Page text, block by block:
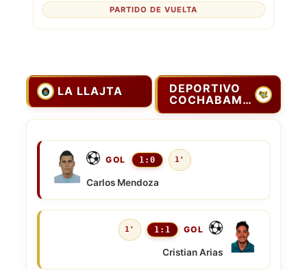
PARTIDO DE VUELTA
LA LLAJTA
DEPORTIVO
COCHABAMBA
GOL 1:0 1'
Carlos Mendoza
1' 1:1 GOL
Cristian Arias